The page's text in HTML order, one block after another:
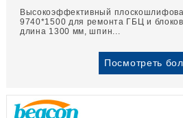
9740*1500
Высокоэффективный
9740*1500 для ремонта ГБЦ и
длина 1300 мм, шпин...
Посмотреть